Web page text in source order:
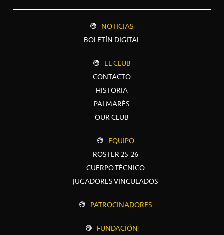
NOTICIAS
BOLETÍN DIGITAL
EL CLUB
CONTACTO
HISTORIA
PALMARÉS
OUR CLUB
EQUIPO
ROSTER 25-26
CUERPO TÉCNICO
JUGADORES VINCULADOS
PATROCINADORES
FUNDACIÓN